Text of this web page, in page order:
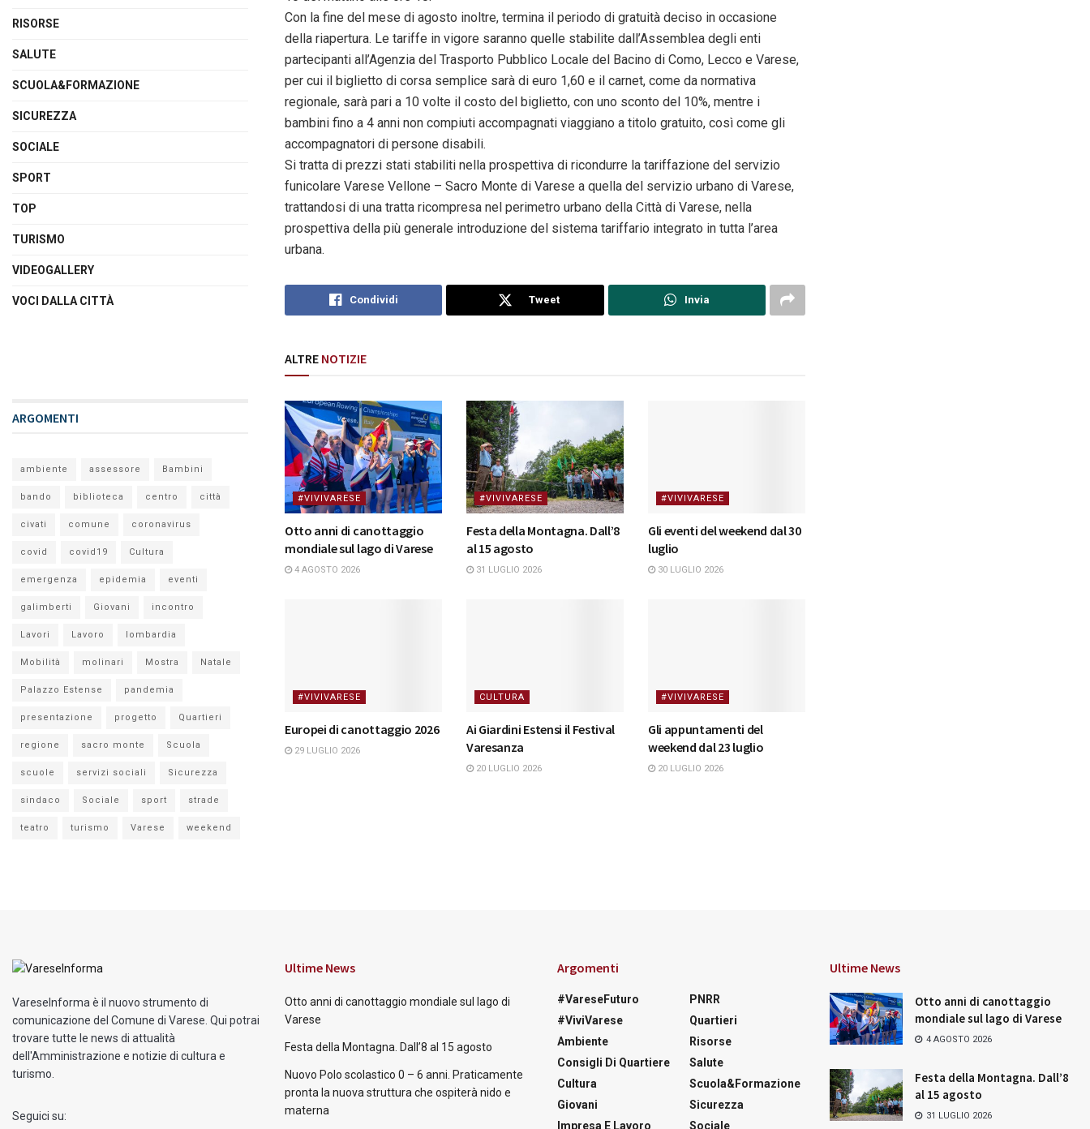
Con la fine del mese di agosto inoltre, termina il periodo di gratuità deciso in occasione
della riapertura. Le tariffe in vigore saranno quelle stabilite dall’Assemblea degli enti
partecipanti all’Agenzia del Trasporto Pubblico Locale del Bacino di Como, Lecco e Varese,
per cui il biglietto di corsa semplice sarà di euro 1,60 e il carnet, come da normativa
regionale, sarà pari a 10 volte il costo del biglietto, con uno sconto del 10%, mentre i
bambini fino a 4 anni non compiuti accompagnati viaggiano a titolo gratuito, così come gli
accompagnatori di persone disabili.
Si tratta di prezzi stati stabiliti nella prospettiva di ricondurre la tariffazione del servizio
funicolare Varese Vellone – Sacro Monte di Varese a quella del servizio urbano di Varese,
trattandosi di una tratta ricompresa nel perimetro urbano della Città di Varese, nella
prospettiva della più generale introduzione del sistema tariffario integrato in tutta l’area
urbana.
Condividi Tweet Invia
ALTRE NOTIZIE
#VIVIVARESE
Otto anni di canottaggio
mondiale sul lago di Varese
4 AGOSTO 2026
#VIVIVARESE
Festa della Montagna. Dall’8
al 15 agosto
31 LUGLIO 2026
#VIVIVARESE
Gli eventi del weekend dal 30
luglio
30 LUGLIO 2026
#VIVIVARESE
Europei di canottaggio 2026
29 LUGLIO 2026
CULTURA
Ai Giardini Estensi il Festival
Varesanza
20 LUGLIO 2026
#VIVIVARESE
Gli appuntamenti del
weekend dal 23 luglio
20 LUGLIO 2026
RISORSE
SALUTE
SCUOLA&FORMAZIONE
SICUREZZA
SOCIALE
SPORT
TOP
TURISMO
VIDEOGALLERY
VOCI DALLA CITTÀ
ARGOMENTI
ambiente assessore Bambini
bando biblioteca centro città
civati comune coronavirus
covid covid19 Cultura
emergenza epidemia eventi
galimberti Giovani incontro
Lavori Lavoro lombardia
Mobilità molinari Mostra Natale
Palazzo Estense pandemia
presentazione progetto Quartieri
regione sacro monte Scuola
scuole servizi sociali Sicurezza
sindaco Sociale sport strade
teatro turismo Varese weekend
VareseInforma è il nuovo strumento di
comunicazione del Comune di Varese. Qui potrai
trovare tutte le news di attualità
dell'Amministrazione e notizie di cultura e
turismo.
Seguici su:
Ultime News
Otto anni di canottaggio mondiale sul lago di
Varese
Festa della Montagna. Dall’8 al 15 agosto
Nuovo Polo scolastico 0 – 6 anni. Praticamente
pronta la nuova struttura che ospiterà nido e
materna
Argomenti
#VareseFuturo
#ViviVarese
Ambiente
Consigli Di Quartiere
Cultura
Giovani
Impresa E Lavoro
PNRR
Quartieri
Risorse
Salute
Scuola&Formazione
Sicurezza
Sociale
Ultime News
Otto anni di canottaggio
mondiale sul lago di Varese
4 AGOSTO 2026
Festa della Montagna. Dall’8
al 15 agosto
31 LUGLIO 2026